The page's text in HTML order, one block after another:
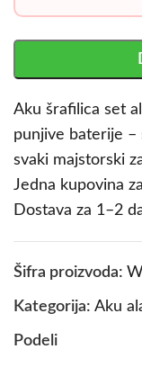
Aku šrafilica set
punjive baterije –
svaki majstorski
Jedna kupovina
Dostava za 1–2
Šifra proizvoda:
Kategorija: Aku
Podeli